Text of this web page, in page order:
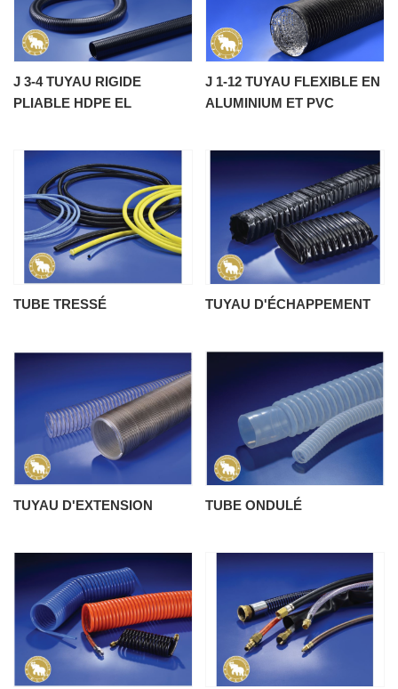
J 3-4 TUYAU RIGIDE
PLIABLE HDPE EL
J 1-12 TUYAU FLEXIBLE EN
ALUMINIUM ET PVC
TUBE TRESSÉ TUYAU D'ÉCHAPPEMENT
TUYAU D'EXTENSION TUBE ONDULÉ